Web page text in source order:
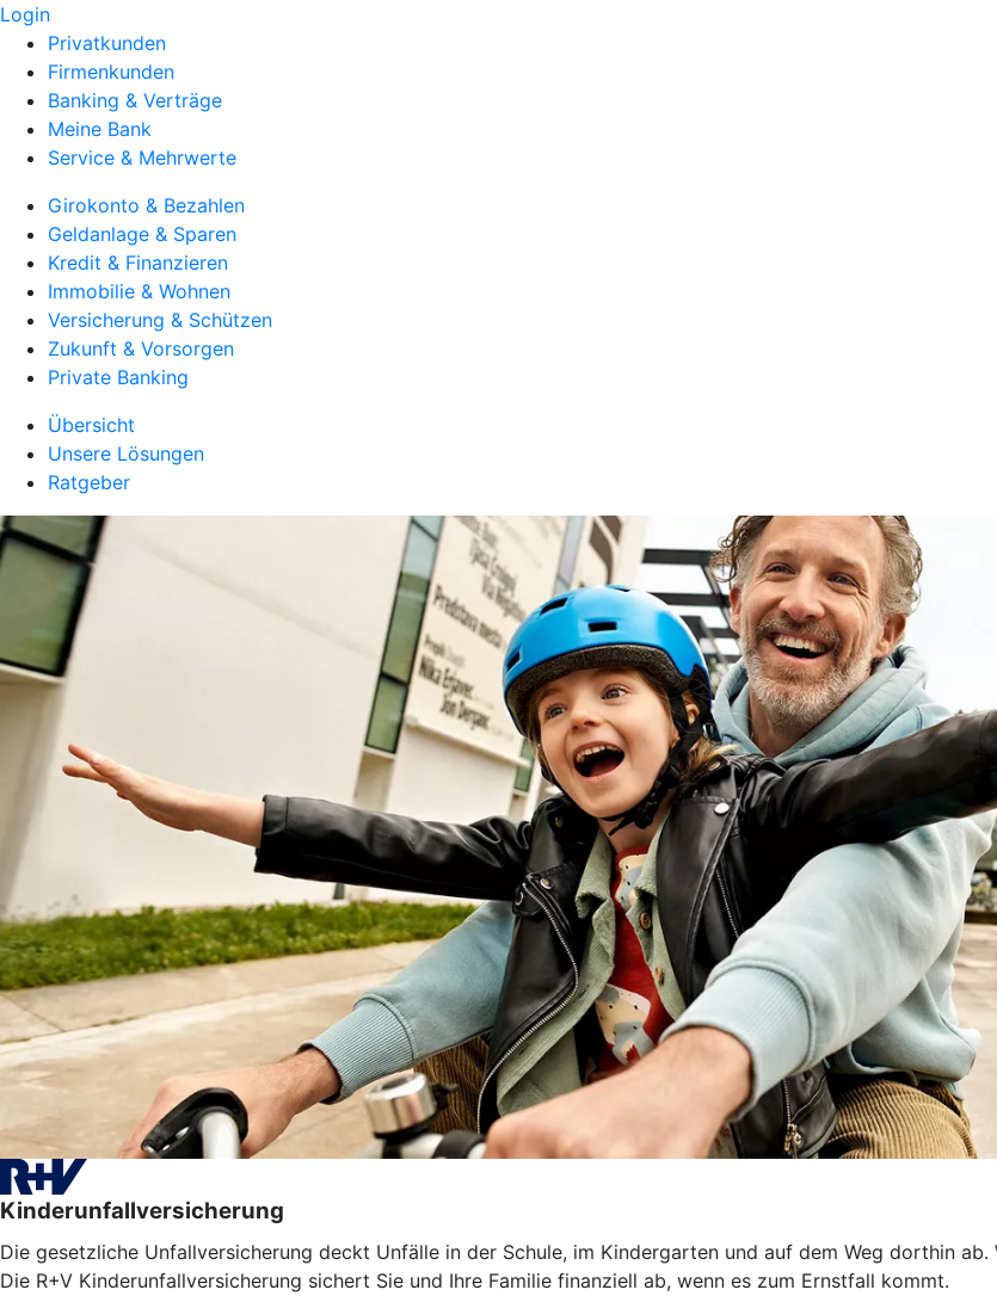
Login
Privatkunden
Firmenkunden
Banking & Verträge
Meine Bank
Service & Mehrwerte
Girokonto & Bezahlen
Geldanlage & Sparen
Kredit & Finanzieren
Immobilie & Wohnen
Versicherung & Schützen
Zukunft & Vorsorgen
Private Banking
Übersicht
Unsere Lösungen
Ratgeber
Kinderunfallversicherung
Die gesetzliche Unfallversicherung deckt Unfälle in der Schule, im Kindergarten und auf dem Weg dorthin
Die R+V Kinderunfallversicherung sichert Sie und Ihre Familie finanziell ab, wenn es zum Ernstfall kommt.